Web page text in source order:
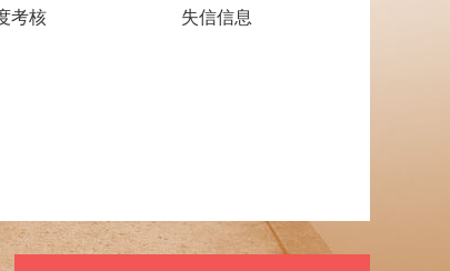
考核 失信信息